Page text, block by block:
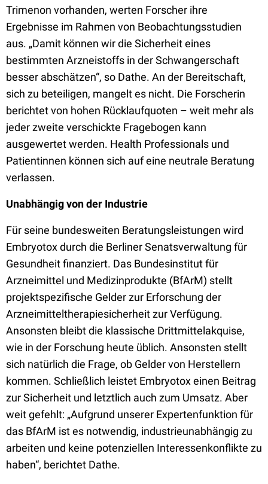
Trimenon vorhanden, werten Forscher ihre
Ergebnisse im Rahmen von Beobachtungsstudien
aus. „Damit können wir die Sicherheit eines
bestimmten Arzneistoffs in der Schwangerschaft
besser abschätzen“, so Dathe. An der Bereitschaft,
sich zu beteiligen, mangelt es nicht. Die Forscherin
berichtet von hohen Rücklaufquoten – weit mehr als
jeder zweite verschickte Fragebogen kann
ausgewertet werden. Health Professionals und
Patientinnen können sich auf eine neutrale Beratung
verlassen.
Unabhängig von der Industrie
Für seine bundesweiten Beratungsleistungen wird
Embryotox durch die Berliner Senatsverwaltung für
Gesundheit finanziert. Das Bundesinstitut für
Arzneimittel und Medizinprodukte (BfArM) stellt
projektspezifische Gelder zur Erforschung der
Arzneimitteltherapiesicherheit zur Verfügung.
Ansonsten bleibt die klassische Drittmittelakquise,
wie in der Forschung heute üblich. Ansonsten stellt
sich natürlich die Frage, ob Gelder von Herstellern
kommen. Schließlich leistet Embryotox einen Beitrag
zur Sicherheit und letztlich auch zum Umsatz. Aber
weit gefehlt: „Aufgrund unserer Expertenfunktion für
das BfArM ist es notwendig, industrieunabhängig zu
arbeiten und keine potenziellen Interessenkonflikte zu
haben“, berichtet Dathe.